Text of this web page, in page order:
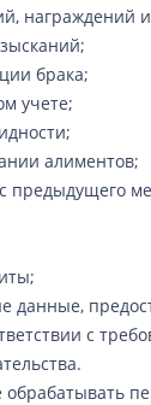
награждений
брака;
учете;
алиментов;
предыдущего
данные,
с